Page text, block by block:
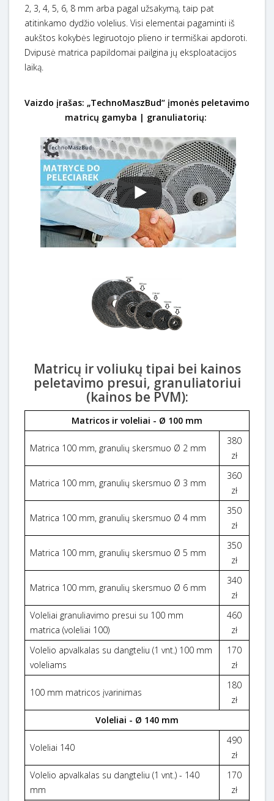
2, 3, 4, 5, 6, 8 mm arba pagal užsakymą, taip pat
atitinkamo dydžio volelius. Visi elementai pagaminti iš
aukštos kokybės legiruotojo plieno ir termiškai apdoroti.
Dvipusė matrica papildomai pailgina jų eksploatacijos
laiką.
Vaizdo įrašas: „TechnoMaszBud“ įmonės peletavimo
matricų gamyba | granuliatorių:
Matricų ir voliukų tipai bei kainos
peletavimo presui, granuliatoriui
(kainos be PVM):
Matricos ir voleliai - Ø 100 mm
Matrica 100 mm, granulių skersmuo Ø 2 mm
380
zł
Matrica 100 mm, granulių skersmuo Ø 3 mm
360
zł
Matrica 100 mm, granulių skersmuo Ø 4 mm
350
zł
Matrica 100 mm, granulių skersmuo Ø 5 mm
350
zł
Matrica 100 mm, granulių skersmuo Ø 6 mm
340
zł
Voleliai granuliavimo presui su 100 mm
matrica (voleliai 100)
460
zł
Volelio apvalkalas su dangteliu (1 vnt.) 100 mm
voleliams
170
zł
100 mm matricos įvarinimas
180
zł
Voleliai - Ø 140 mm
Voleliai 140
490
zł
Volelio apvalkalas su dangteliu (1 vnt.) - 140
mm
170
zł